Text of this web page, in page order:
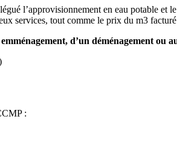
l’approvisionnement en eau potable et
services, tout comme le prix du m3 facturé
d’un déménagement ou
: